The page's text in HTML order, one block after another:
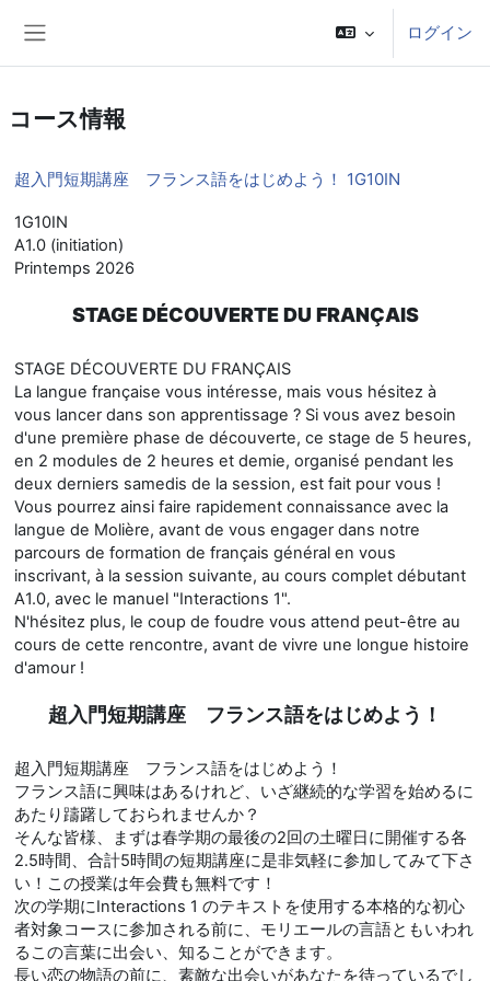
ログイン
コース情報
超入門短期講座 フランス語をはじめよう！ 1G10IN
1G10IN
A1.0 (initiation)
Printemps 2026
STAGE DÉCOUVERTE DU FRANÇAIS
STAGE DÉCOUVERTE DU FRANÇAIS
La langue française vous intéresse, mais vous hésitez à
vous lancer dans son apprentissage ? Si vous avez besoin
d'une première phase de découverte, ce stage de 5 heures,
en 2 modules de 2 heures et demie, organisé pendant les
deux derniers samedis de la session, est fait pour vous !
Vous pourrez ainsi faire rapidement connaissance avec la
langue de Molière, avant de vous engager dans notre
parcours de formation de français général en vous
inscrivant, à la session suivante, au cours complet débutant
A1.0, avec le manuel "Interactions 1".
N'hésitez plus, le coup de foudre vous attend peut-être au
cours de cette rencontre, avant de vivre une longue histoire
d'amour !
超入門短期講座 フランス語をはじめよう！
超入門短期講座 フランス語をはじめよう！
フランス語に興味はあるけれど、いざ継続的な学習を始めるに
あたり躊躇しておられませんか？
そんな皆様、まずは春学期の最後の2回の土曜日に開催する各
2.5時間、合計5時間の短期講座に是非気軽に参加してみて下さ
い！この授業は年会費も無料です！
次の学期にInteractions 1 のテキストを使用する本格的な初心
者対象コースに参加される前に、モリエールの言語ともいわれ
るこの言葉に出会い、知ることができます。
長い恋の物語の前に、素敵な出会いがあなたを待っているでし